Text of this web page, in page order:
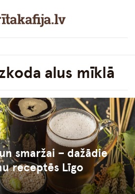
alus mīklā
smaržai – dažādie
receptēs Līgo